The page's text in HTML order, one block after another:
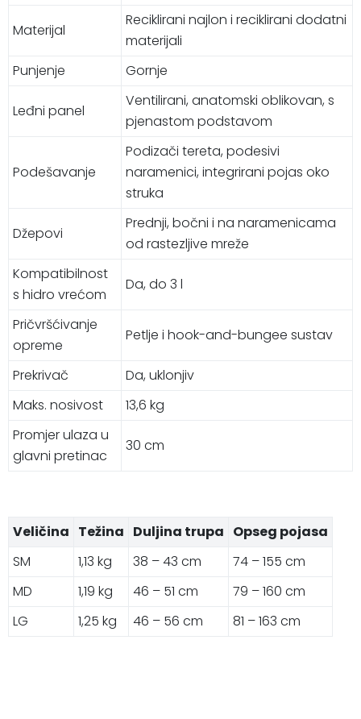
Materijal
Reciklirani najlon i reciklirani dodatni
materijali
Punjenje
Gornje
Leđni panel
Ventilirani, anatomski oblikovan, s
pjenastom podstavom
Podešavanje
Podizači tereta, podesivi
naramenici, integrirani pojas oko
struka
Džepovi
Prednji, bočni i na naramenicama
od rastezljive mreže
Kompatibilnost
s hidro vrećom
Da, do 3 l
Pričvršćivanje
opreme
Petlje i hook-and-bungee sustav
Prekrivač
Da, uklonjiv
Maks. nosivost
13,6 kg
Promjer ulaza u
glavni pretinac
30 cm
Veličina Težina Duljina trupa Opseg pojasa
SM
1,13 kg 38 – 43 cm
74 – 155 cm
MD
1,19 kg 46 – 51 cm
79 – 160 cm
LG
1,25 kg 46 – 56 cm 81 – 163 cm